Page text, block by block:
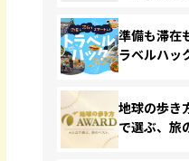
準備も滞
ラベルハッ
地球の歩
で選ぶ、旅